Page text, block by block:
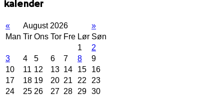
kalender
« August 2026
»
Man Tir Ons Tor Fre Lør Søn
1
2
3
4 5 6 7 8
9
10
11 12 13 14 15
16
17
18 19 20 21 22
23
24
25 26 27 28 29 30